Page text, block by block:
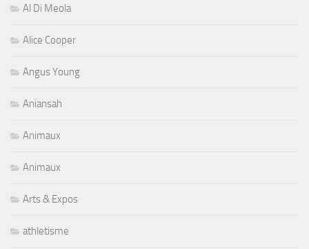
Al Di Meola
Alice Cooper
Angus Young
Aniansah
Animaux
Animaux
Arts & Expos
athletisme